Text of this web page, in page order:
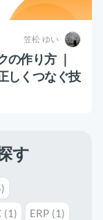
プレッドシート関
効率化する4つの
点～
笠松 ゆい
の作り方 ｜
しくつなぐ技
す
(1) ERP (1)